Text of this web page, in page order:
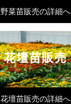
野菜苗販売の詳細へ
花壇苗販売
花壇苗販売の詳細へ